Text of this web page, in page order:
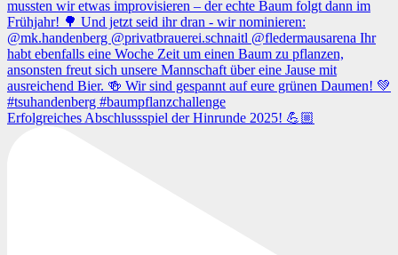
Erfolgreiches Abschlussspiel der Hinrunde 2025! 💪🏼